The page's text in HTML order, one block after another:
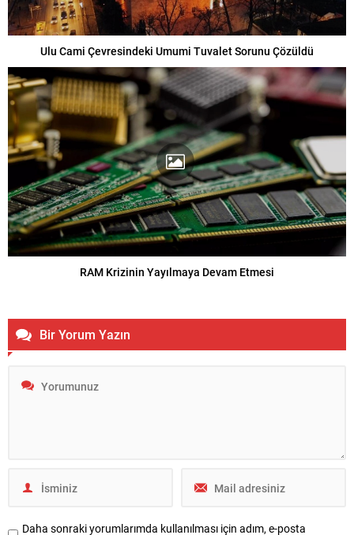
Ulu Cami Çevresindeki Umumi Tuvalet Sorunu Çözüldü
RAM Krizinin Yayılmaya Devam Etmesi
Bir Yorum Yazın
Daha sonraki yorumlarımda kullanılması için adım, e-posta